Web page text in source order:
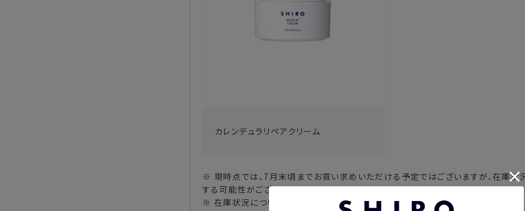
カレンデュラリペアクリーム
※ 現時点では、7月末頃までお買い求めいただける予定ではございますが、在庫状
する可能性がございます。
※ 在庫状況については、
製品ページにてご確認いただけます。